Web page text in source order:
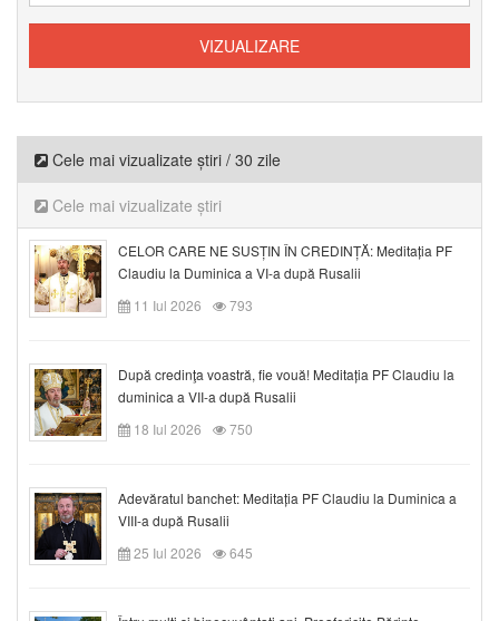
Cele mai vizualizate știri / 30 zile
Cele mai vizualizate știri
CELOR CARE NE SUSȚIN ÎN CREDINȚĂ: Meditația PF
Claudiu la Duminica a VI-a după Rusalii
11 Iul 2026
793
După credinţa voastră, fie vouă! Meditația PF Claudiu la
duminica a VII-a după Rusalii
18 Iul 2026
750
Adevăratul banchet: Meditația PF Claudiu la Duminica a
VIII-a după Rusalii
25 Iul 2026
645